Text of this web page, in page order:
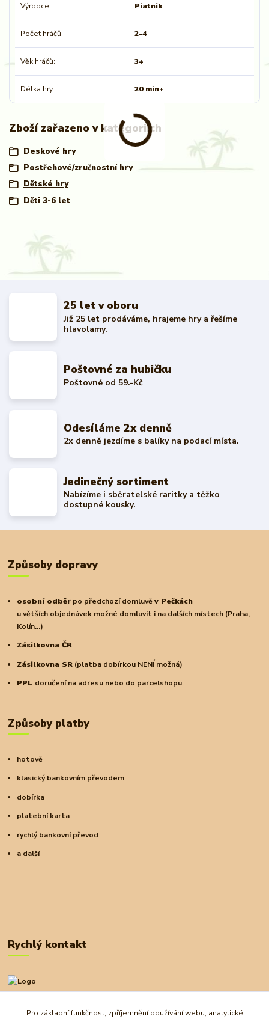
Výrobce Piatnik
Počet hráčů: 2-4
Věk hráčů: 3+
Délka hry: 20 min+
Zboží zařazeno v kategoriích
Deskové hry
Postřehové/zručnostní hry
Dětské hry
Děti 3-6 let
25 let v oboru
Již 25 let prodáváme, hrajeme hry a řešíme
hlavolamy.
Poštovné za hubičku
Poštovné od 59.-Kč
Odesíláme 2x denně
2x denně jezdíme s balíky na podací místa.
Jedinečný sortiment
Nabízíme i sběratelské raritky a těžko
dostupné kousky.
Způsoby dopravy
osobní odběr po předchozí domluvěv Pečkách
u větších objednávek možné domluvit i na dalších místech (Praha,
Kolín...)
Zásilkovna ČR
Zásilkovna SR (platba dobírkou NENÍ možná)
PPL doručení na adresu nebo do parcelshopu
Způsoby platby
hotově
klasický bankovním převodem
dobírka
platební karta
rychlý bankovní převod
a další
Rychlý kontakt
+420 727 972 830
Pro základní funkčnost, zpříjemnění používání webu, analytické